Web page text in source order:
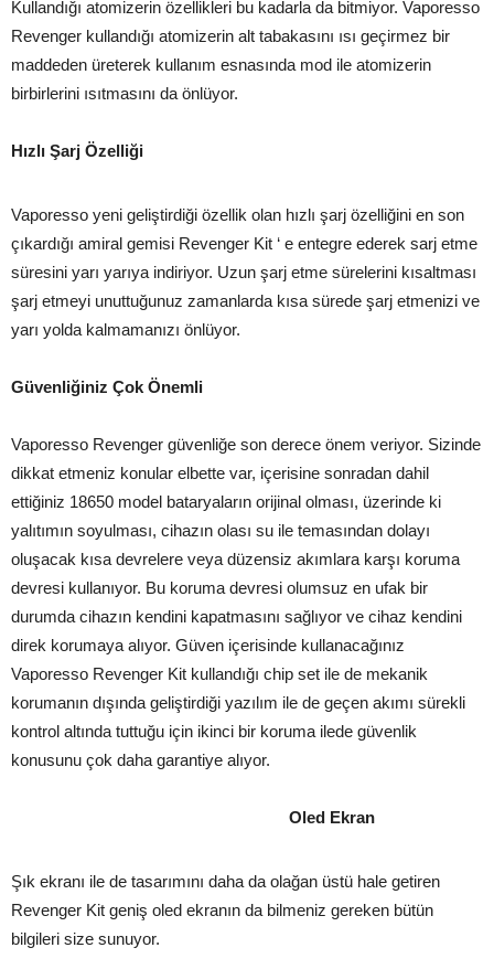
Kullandığı atomizerin özellikleri bu kadarla da bitmiyor. Vaporesso
Revenger kullandığı atomizerin alt tabakasını ısı geçirmez bir
maddeden üreterek kullanım esnasında mod ile atomizerin
birbirlerini ısıtmasını da önlüyor.
Hızlı Şarj Özelliği
Vaporesso yeni geliştirdiği özellik olan hızlı şarj özelliğini en son
çıkardığı amiral gemisi Revenger Kit ‘ e entegre ederek sarj etme
süresini yarı yarıya indiriyor. Uzun şarj etme sürelerini kısaltması
şarj etmeyi unuttuğunuz zamanlarda kısa sürede şarj etmenizi ve
yarı yolda kalmamanızı önlüyor.
Güvenliğiniz Çok Önemli
Vaporesso Revenger güvenliğe son derece önem veriyor. Sizinde
dikkat etmeniz konular elbette var, içerisine sonradan dahil
ettiğiniz 18650 model bataryaların orijinal olması, üzerinde ki
yalıtımın soyulması, cihazın olası su ile temasından dolayı
oluşacak kısa devrelere veya düzensiz akımlara karşı koruma
devresi kullanıyor. Bu koruma devresi olumsuz en ufak bir
durumda cihazın kendini kapatmasını sağlıyor ve cihaz kendini
direk korumaya alıyor. Güven içerisinde kullanacağınız
Vaporesso Revenger Kit kullandığı chip set ile de mekanik
korumanın dışında geliştirdiği yazılım ile de geçen akımı sürekli
kontrol altında tuttuğu için ikinci bir koruma ilede güvenlik
konusunu çok daha garantiye alıyor.
Oled Ekran
Şık ekranı ile de tasarımını daha da olağan üstü hale getiren
Revenger Kit geniş oled ekranın da bilmeniz gereken bütün
bilgileri size sunuyor.